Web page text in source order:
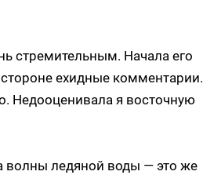
стремительным. Начала его
ехидные комментарии.
Недооценивала я восточную
волны ледяной воды — это же